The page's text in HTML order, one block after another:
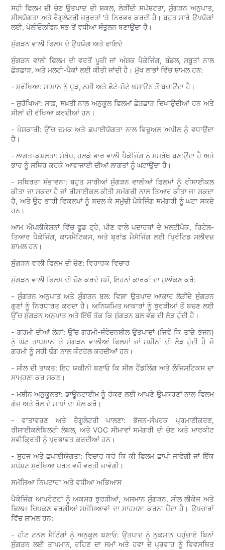
ਸਹੀ ਫਿਲਮ ਦੀ ਚੋਣ ਉਤਪਾਦ ਦੀ ਸ਼ਕਲ, ਲੋੜੀਂਦੀ ਸਪੱਸ਼ਟਤਾ, ਸੁੰਗੜਨ ਅਨੁਪਾਤ,
ਸੀਲਯੋਗਤਾ ਅਤੇ ਰੈਗੂਲੇਟਰੀ ਜ਼ਰੂਰਤਾਂ 'ਤੇ ਨਿਰਭਰ ਕਰਦੀ ਹੈ। ਬਹੁਤ ਸਾਰੇ ਉਪਯੋਗਾਂ
ਲਈ, ਪੋਲੀਓਲਫਿਨ ਸਭ ਤੋਂ ਵਧੀਆ ਸੰਤੁਲਨ ਬਣਾਉਂਦਾ ਹੈ।
ਸੁੰਗੜਨ ਵਾਲੀ ਫਿਲਮ ਦੇ ਉਪਯੋਗ ਅਤੇ ਫਾਇਦੇ
ਸੁੰਗੜਨ ਵਾਲੀ ਫਿਲਮ ਦੀ ਵਰਤੋਂ ਪੂਰੀ ਜਾਂ ਅੰਸ਼ਕ ਪੈਕੇਜਿੰਗ, ਬੰਡਲ, ਸਬੂਤਾਂ ਨਾਲ
ਛੇੜਛਾੜ, ਅਤੇ ਮਲਟੀ-ਪੈਕਾਂ ਲਈ ਕੀਤੀ ਜਾਂਦੀ ਹੈ। ਮੁੱਖ ਲਾਭਾਂ ਵਿੱਚ ਸ਼ਾਮਲ ਹਨ:
- ਸੁਰੱਖਿਆ: ਸਾਮਾਨ ਨੂੰ ਧੂੜ, ਨਮੀ ਅਤੇ ਛੋਟੇ-ਮੋਟੇ ਘਸਾਉਣ ਤੋਂ ਬਚਾਉਂਦਾ ਹੈ।
- ਸੁਰੱਖਿਆ: ਸਾਫ਼, ਸਖ਼ਤੀ ਨਾਲ ਅਨੁਕੂਲ ਫਿਲਮਾਂ ਛੇੜਛਾੜ ਦਿਖਾਉਂਦੀਆਂ ਹਨ ਅਤੇ
ਸੀਲਾਂ ਦੀ ਰੱਖਿਆ ਕਰਦੀਆਂ ਹਨ।
- ਪੇਸ਼ਕਾਰੀ: ਉੱਚ ਚਮਕ ਅਤੇ ਛਪਾਈਯੋਗਤਾ ਨਾਲ ਵਿਜ਼ੂਅਲ ਅਪੀਲ ਨੂੰ ਵਧਾਉਂਦਾ
ਹੈ।
- ਲਾਗਤ-ਕੁਸ਼ਲਤਾ: ਸੰਖੇਪ, ਹਲਕੇ ਭਾਰ ਵਾਲੀ ਪੈਕੇਜਿੰਗ ਨੂੰ ਸਮਰੱਥ ਬਣਾਉਂਦਾ ਹੈ ਅਤੇ
ਭਾਰ ਨੂੰ ਸਥਿਰ ਕਰਕੇ ਆਵਾਜਾਈ ਦੀਆਂ ਲਾਗਤਾਂ ਨੂੰ ਘਟਾਉਂਦਾ ਹੈ।
- ਸਥਿਰਤਾ ਸੰਭਾਵਨਾ: ਬਹੁਤ ਸਾਰੀਆਂ ਸੁੰਗੜਨ ਵਾਲੀਆਂ ਫਿਲਮਾਂ ਨੂੰ ਰੀਸਾਈਕਲ
ਕੀਤਾ ਜਾ ਸਕਦਾ ਹੈ ਜਾਂ ਰੀਸਾਈਕਲ ਕੀਤੀ ਸਮੱਗਰੀ ਨਾਲ ਤਿਆਰ ਕੀਤਾ ਜਾ ਸਕਦਾ
ਹੈ, ਅਤੇ ਉਹ ਭਾਰੀ ਵਿਕਲਪਾਂ ਨੂੰ ਬਦਲ ਕੇ ਸਮੁੱਚੀ ਪੈਕੇਜਿੰਗ ਸਮੱਗਰੀ ਨੂੰ ਘਟਾ ਸਕਦੇ
ਹਨ।
ਆਮ ਐਪਲੀਕੇਸ਼ਨਾਂ ਵਿੱਚ ਫੂਡ ਟ੍ਰੇ, ਪੀਣ ਵਾਲੇ ਪਦਾਰਥਾਂ ਦੇ ਮਲਟੀਪੈਕ, ਰਿਟੇਲ-
ਤਿਆਰ ਪੈਕੇਜਿੰਗ, ਕਾਸਮੈਟਿਕਸ, ਅਤੇ ਬ੍ਰਾਂਡ ਮੈਸੇਜਿੰਗ ਲਈ ਪ੍ਰਿੰਟਿਡ ਸਲੀਵਜ਼
ਸ਼ਾਮਲ ਹਨ।
ਸੁੰਗੜਨ ਵਾਲੀ ਫਿਲਮ ਦੀ ਚੋਣ: ਵਿਹਾਰਕ ਵਿਚਾਰ
ਸੁੰਗੜਨ ਵਾਲੀ ਫਿਲਮ ਦੀ ਚੋਣ ਕਰਦੇ ਸਮੇਂ, ਇਹਨਾਂ ਕਾਰਕਾਂ ਦਾ ਮੁਲਾਂਕਣ ਕਰੋ:
- ਸੁੰਗੜਨ ਅਨੁਪਾਤ ਅਤੇ ਸੁੰਗੜਨ ਬਲ: ਵਿਸ਼ਾ ਉਤਪਾਦ ਆਕਾਰ ਲੋੜੀਂਦੇ ਸੁੰਗੜਨ
ਗੁਣਾਂ ਨੂੰ ਨਿਰਧਾਰਤ ਕਰਦਾ ਹੈ। ਅਨਿਯਮਿਤ ਆਕਾਰਾਂ ਨੂੰ ਝੁਰੜੀਆਂ ਤੋਂ ਬਚਣ ਲਈ
ਉੱਚ ਸੁੰਗੜਨ ਅਨੁਪਾਤ ਅਤੇ ਇੱਥੋਂ ਤੱਕ ਕਿ ਸੁੰਗੜਨ ਬਲ ਵੰਡ ਦੀ ਲੋੜ ਹੁੰਦੀ ਹੈ।
- ਗਰਮੀ ਦੀਆਂ ਲੋੜਾਂ: ਉੱਚ ਗਰਮੀ-ਸੰਵੇਦਨਸ਼ੀਲ ਉਤਪਾਦਾਂ (ਜਿਵੇਂ ਕਿ ਤਾਜ਼ੇ ਭੋਜਨ)
ਨੂੰ ਘੱਟ ਤਾਪਮਾਨ 'ਤੇ ਸੁੰਗੜਨ ਵਾਲੀਆਂ ਫਿਲਮਾਂ ਜਾਂ ਮਸ਼ੀਨਾਂ ਦੀ ਲੋੜ ਹੁੰਦੀ ਹੈ ਜੋ
ਗਰਮੀ ਨੂੰ ਸਹੀ ਢੰਗ ਨਾਲ ਕੰਟਰੋਲ ਕਰਦੀਆਂ ਹਨ।
- ਸੀਲ ਦੀ ਤਾਕਤ: ਇਹ ਯਕੀਨੀ ਬਣਾਓ ਕਿ ਸੀਲ ਹੈਂਡਲਿੰਗ ਅਤੇ ਲੌਜਿਸਟਿਕਸ ਦਾ
ਸਾਮ੍ਹਣਾ ਕਰ ਸਕਣ।
- ਮਸ਼ੀਨ ਅਨੁਕੂਲਤਾ: ਡਾਊਨਟਾਈਮ ਨੂੰ ਰੋਕਣ ਲਈ ਆਪਣੇ ਉਪਕਰਣਾਂ ਨਾਲ ਫਿਲਮ
ਗੇਜ ਅਤੇ ਰੋਲ ਦੇ ਮਾਪਾਂ ਦਾ ਮੇਲ ਕਰੋ।
- ਵਾਤਾਵਰਣ ਅਤੇ ਰੈਗੂਲੇਟਰੀ ਪਾਲਣਾ: ਭੋਜਨ-ਸੰਪਰਕ ਪ੍ਰਮਾਣੀਕਰਣ,
ਰੀਸਾਈਕਲੇਬਿਲਟੀ ਲੇਬਲ, ਅਤੇ VOC ਸੀਮਾਵਾਂ ਸਮੱਗਰੀ ਦੀ ਚੋਣ ਅਤੇ ਮਾਰਕੀਟ
ਸਵੀਕ੍ਰਿਤੀ ਨੂੰ ਪ੍ਰਭਾਵਤ ਕਰਦੀਆਂ ਹਨ।
- ਸੁਹਜ ਅਤੇ ਛਪਾਈਯੋਗਤਾ: ਵਿਚਾਰ ਕਰੋ ਕਿ ਕੀ ਫਿਲਮ ਛਾਪੀ ਜਾਵੇਗੀ ਜਾਂ ਇੱਕ
ਸਪੱਸ਼ਟ ਸੁਰੱਖਿਆ ਪਰਤ ਵਜੋਂ ਵਰਤੀ ਜਾਵੇਗੀ।
ਸਮੱਸਿਆ ਨਿਪਟਾਰਾ ਅਤੇ ਵਧੀਆ ਅਭਿਆਸ
ਪੈਕੇਜਿੰਗ ਆਪਰੇਟਰਾਂ ਨੂੰ ਅਕਸਰ ਝੁਰੜੀਆਂ, ਅਸਮਾਨ ਸੁੰਗੜਨ, ਸੀਲ ਲੀਕੇਜ ਅਤੇ
ਫਿਲਮ ਚਿਪਕਣ ਵਰਗੀਆਂ ਸਮੱਸਿਆਵਾਂ ਦਾ ਸਾਹਮਣਾ ਕਰਨਾ ਪੈਂਦਾ ਹੈ। ਉਪਚਾਰਾਂ
ਵਿੱਚ ਸ਼ਾਮਲ ਹਨ:
- ਹੀਟ ਟਨਲ ਸੈਟਿੰਗਾਂ ਨੂੰ ਅਨੁਕੂਲ ਬਣਾਓ: ਉਤਪਾਦ ਨੂੰ ਨੁਕਸਾਨ ਪਹੁੰਚਾਏ ਬਿਨਾਂ
ਸੁੰਗੜਨ ਲਈ ਤਾਪਮਾਨ, ਰਹਿਣ ਦਾ ਸਮਾਂ ਅਤੇ ਹਵਾ ਦੇ ਪ੍ਰਵਾਹ ਨੂੰ ਵਿਵਸਥਿਤ